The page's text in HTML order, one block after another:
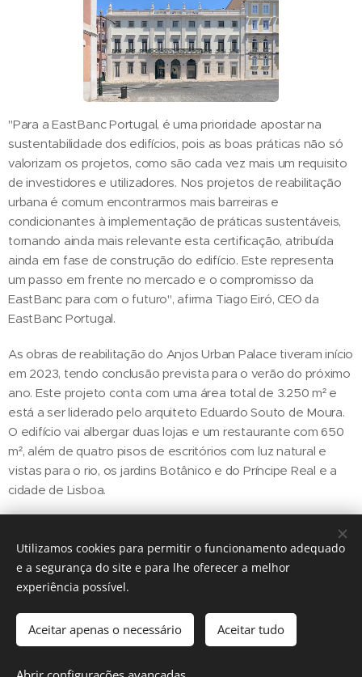
"Para a EastBanc Portugal, é uma prioridade apostar na
sustentabilidade dos edifícios, pois as boas práticas não só
valorizam os projetos, como são cada vez mais um requisito
de investidores e utilizadores. Nos projetos de reabilitação
urbana é comum encontrarmos mais barreiras e
condicionantes à implementação de práticas sustentáveis,
tornando ainda mais relevante esta certificação, atribuída
ainda em fase de construção do edifício. Este representa
um passo em frente no mercado e o compromisso da
EastBanc para com o futuro", afirma Tiago Eiró, CEO da
EastBanc Portugal.
As obras de reabilitação do Anjos Urban Palace tiveram início
em 2023, tendo conclusão prevista para o verão do próximo
ano. Este projeto conta com uma área total de 3.250 m² e
está a ser liderado pelo arquiteto Eduardo Souto de Moura.
O edifício vai albergar duas lojas e um restaurante com 650
m², além de quatro pisos de escritórios com luz natural e
vistas para o rio, os jardins Botânico e do Príncipe Real e a
cidade de Lisboa.
Share
Utilizamos cookies para permitir o funcionamento adequado
e a segurança do site e para lhe oferecer a melhor
experiência possível.
Aceitar apenas o necessário Aceitar tudo